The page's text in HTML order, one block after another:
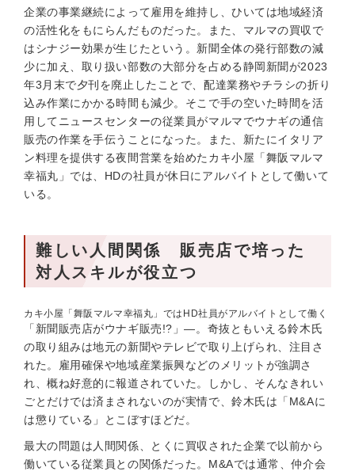
企業の事業継続によって雇用を維持し、ひいては地域経済
の活性化をもにらんだものだった。また、マルマの買収で
はシナジー効果が生じたという。新聞全体の発行部数の減
少に加え、取り扱い部数の大部分を占める静岡新聞が2023
年3月末で夕刊を廃止したことで、配達業務やチラシの折り
込み作業にかかる時間も減少。そこで手の空いた時間を活
用してニュースセンターの従業員がマルマでウナギの通信
販売の作業を手伝うことになった。また、新たにイタリア
ン料理を提供する夜間営業を始めたカキ小屋「舞阪マルマ
幸福丸」では、HDの社員が休日にアルバイトとして働いて
いる。
難しい人間関係 販売店で培った
対人スキルが役立つ
カキ小屋「舞阪マルマ幸福丸」ではHD社員がアルバイトとして働く
「新聞販売店がウナギ販売!?」—。奇抜ともいえる鈴木氏
の取り組みは地元の新聞やテレビで取り上げられ、注目さ
れた。雇用確保や地域産業振興などのメリットが強調さ
れ、概ね好意的に報道されていた。しかし、そんなきれい
ごとだけでは済まされないのが実情で、鈴木氏は「M&Aに
は懲りている」とこぼすほどだ。
最大の問題は人間関係、とくに買収された企業で以前から
働いている従業員との関係だった。M&Aでは通常、仲介会